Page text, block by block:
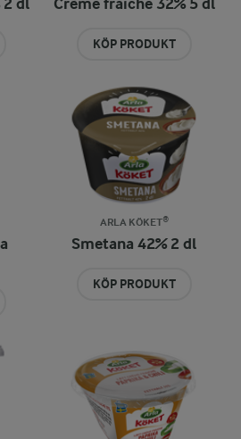
2 dl Crème fraiche 32% 5 dl
KÖP PRODUKT
ARLA KÖKET®
Smetana 42% 2 dl
KÖP PRODUKT